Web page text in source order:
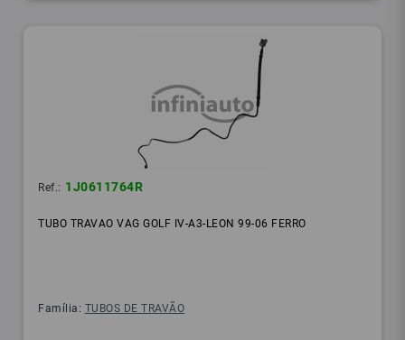
Ref.: 1J0611764R
TUBO TRAVAO VAG GOLF IV-A3-LEON 99-06 FERRO
Família: TUBOS DE TRAVÃO